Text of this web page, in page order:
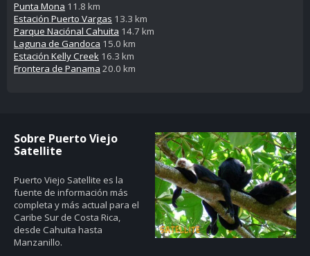
Punta Mona 11.8 km
Estación Puerto Vargas 13.3 km
Parque Naciónal Cahuita 14.7 km
Laguna de Gandoca 15.0 km
Estación Kelly Creek 16.3 km
Frontera de Panama 20.0 km
Sobre Puerto Viejo
Satellite
Puerto Viejo Satellite es la
fuente de información más
completa y más actual para el
Caribe Sur de Costa Rica,
desde Cahuita hasta
Manzanillo.